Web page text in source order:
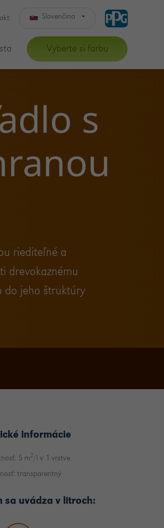
Čeština
Slovenčina
Vyberte si farbu
s
riediteľné a
drevokaznému
do jeho štruktúry
informácie
5 m2/l v 1 vrstve
transparentný
sa uvádza v litroch: